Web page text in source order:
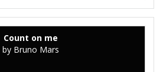
Count on me
by Bruno Mars